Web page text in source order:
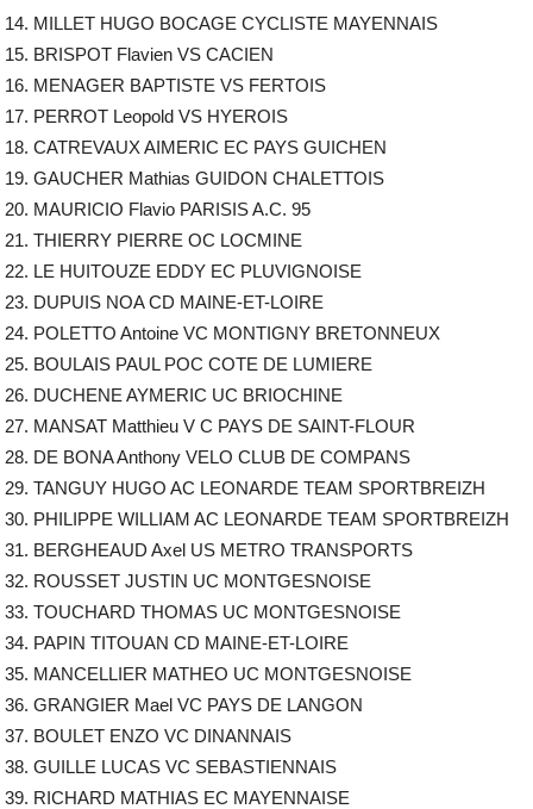
14. MILLET HUGO BOCAGE CYCLISTE MAYENNAIS
15. BRISPOT Flavien VS CACIEN
16. MENAGER BAPTISTE VS FERTOIS
17. PERROT Leopold VS HYEROIS
18. CATREVAUX AIMERIC EC PAYS GUICHEN
19. GAUCHER Mathias GUIDON CHALETTOIS
20. MAURICIO Flavio PARISIS A.C. 95
21. THIERRY PIERRE OC LOCMINE
22. LE HUITOUZE EDDY EC PLUVIGNOISE
23. DUPUIS NOA CD MAINE-ET-LOIRE
24. POLETTO Antoine VC MONTIGNY BRETONNEUX
25. BOULAIS PAUL POC COTE DE LUMIERE
26. DUCHENE AYMERIC UC BRIOCHINE
27. MANSAT Matthieu V C PAYS DE SAINT-FLOUR
28. DE BONA Anthony VELO CLUB DE COMPANS
29. TANGUY HUGO AC LEONARDE TEAM SPORTBREIZH
30. PHILIPPE WILLIAM AC LEONARDE TEAM SPORTBREIZH
31. BERGHEAUD Axel US METRO TRANSPORTS
32. ROUSSET JUSTIN UC MONTGESNOISE
33. TOUCHARD THOMAS UC MONTGESNOISE
34. PAPIN TITOUAN CD MAINE-ET-LOIRE
35. MANCELLIER MATHEO UC MONTGESNOISE
36. GRANGIER Mael VC PAYS DE LANGON
37. BOULET ENZO VC DINANNAIS
38. GUILLE LUCAS VC SEBASTIENNAIS
39. RICHARD MATHIAS EC MAYENNAISE